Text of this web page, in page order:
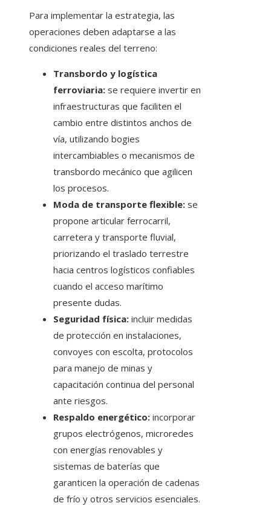
Para implementar la estrategia, las
operaciones deben adaptarse a las
condiciones reales del terreno:
Transbordo y logística
ferroviaria: se requiere invertir en
infraestructuras que faciliten el
cambio entre distintos anchos de
vía, utilizando bogies
intercambiables o mecanismos de
transbordo mecánico que agilicen
los procesos.
Moda de transporte flexible: se
propone articular ferrocarril,
carretera y transporte fluvial,
priorizando el traslado terrestre
hacia centros logísticos confiables
cuando el acceso marítimo
presente dudas.
Seguridad física: incluir medidas
de protección en instalaciones,
convoyes con escolta, protocolos
para manejo de minas y
capacitación continua del personal
ante riesgos.
Respaldo energético: incorporar
grupos electrógenos, microredes
con energías renovables y
sistemas de baterías que
garanticen la operación de cadenas
de frío y otros servicios esenciales.